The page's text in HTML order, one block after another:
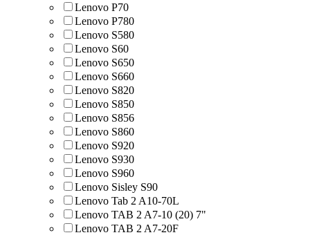
Lenovo P70
Lenovo P780
Lenovo S580
Lenovo S60
Lenovo S650
Lenovo S660
Lenovo S820
Lenovo S850
Lenovo S856
Lenovo S860
Lenovo S920
Lenovo S930
Lenovo S960
Lenovo Sisley S90
Lenovo Tab 2 A10-70L
Lenovo TAB 2 A7-10 (20) 7"
Lenovo TAB 2 A7-20F